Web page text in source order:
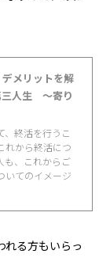
メリットを解
三人生 〜寄り
、終活を行うこ
れから終活につ
も、これからご
いてのイメージ
れる方もいらっ